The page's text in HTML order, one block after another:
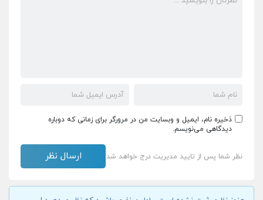
ذخیره نام، ایمیل و وبسایت من در مرورگر برای زمانی که دوباره
دیدگاهی می‌نویسم.
نظر شما پس از تایید مدیریت درج خواهد شد